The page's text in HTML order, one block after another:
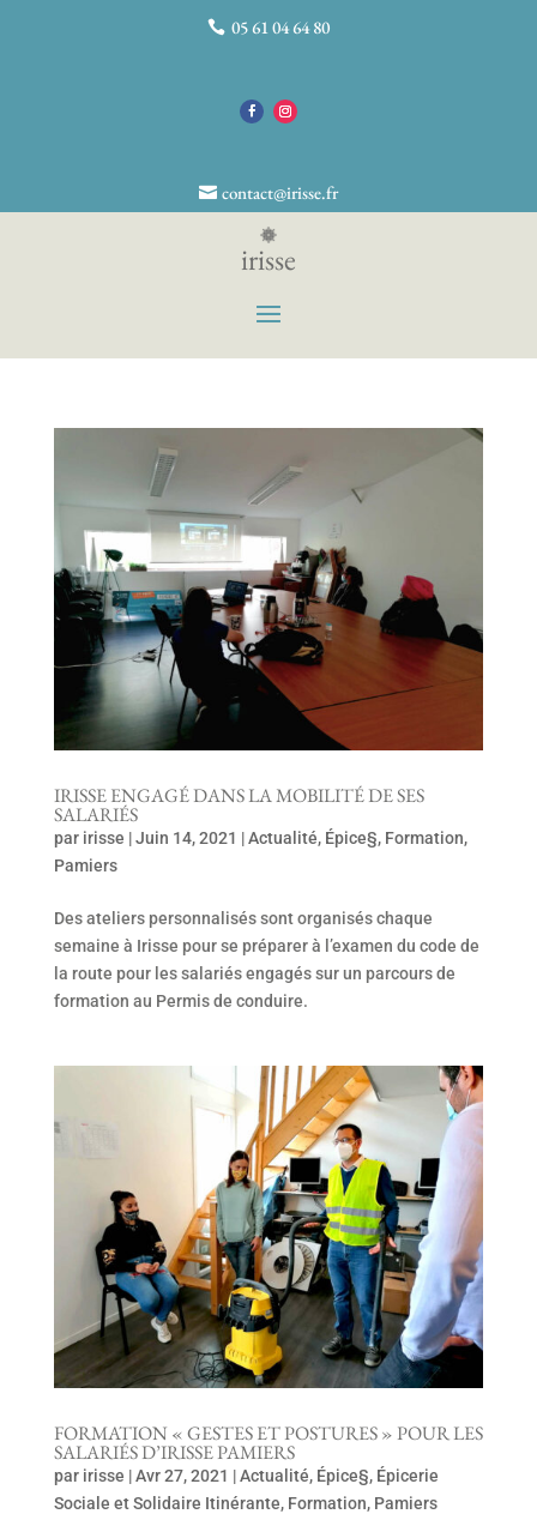
05 61 04 64 80
contact@irisse.fr
irisse
IRISSE ENGAGÉ DANS LA MOBILITÉ DE SES
SALARIÉS
par irisse |Juin 14, 2021 |Actualité, Épice§, Formation,
Pamiers
Des ateliers personnalisés sont organisés chaque
semaine à Irisse pour se préparer à l’examen du code de
la route pour les salariés engagés sur un parcours de
formation au Permis de conduire.
FORMATION « GESTES ET POSTURES » POUR LES
SALARIÉS D’IRISSE PAMIERS
par irisse |Avr 27, 2021 |Actualité, Épice§, Épicerie
Sociale et Solidaire Itinérante, Formation, Pamiers